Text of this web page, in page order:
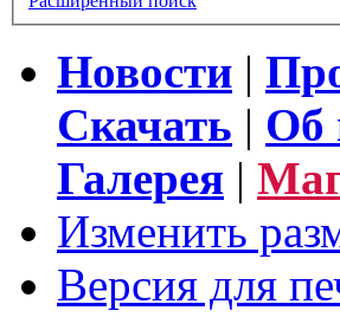
Новости |
Скачать | Об
Галерея |
Изменить
Версия для